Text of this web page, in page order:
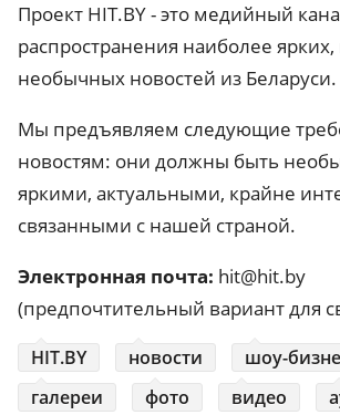
Проект HIT.BY - это медийный
распространения наиболее
необычных новостей из Беларуси.
Мы предъявляем следующие
новостям: они должны быть
яркими, актуальными, крайне
связанными с нашей страной.
Электронная почта: hit@hit.by
(предпочтительный вариант для
HIT.BY новости
шоу-
галереи
фото видео